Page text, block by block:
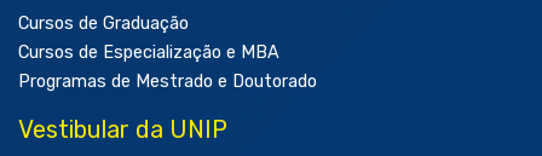
Cursos de Graduação
Cursos de Especialização e MBA
Programas de Mestrado e Doutorado
Vestibular da UNIP